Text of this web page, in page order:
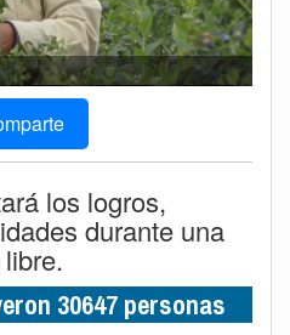
los logros,
durante una
30647 personas